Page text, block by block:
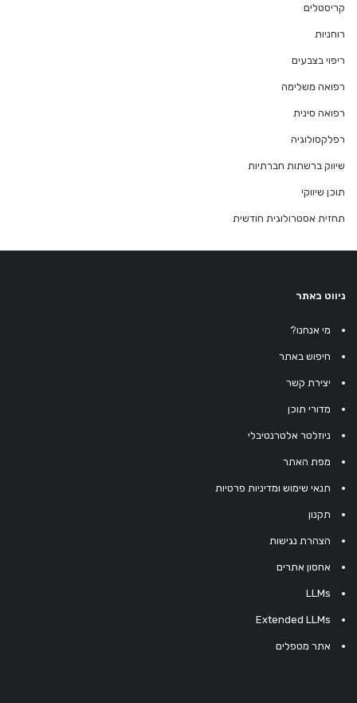
קריסטלים
רוחניות
ריפוי בצבעים
רפואה משלימה
רפואה סינית
רפלקסולוגיה
שיווק ברשתות חברתיות
תוכן שיווקי
תחזית אסטרולוגית חודשית
ניווט באתר
מי אנחנו?
חיפוש באתר
יצירת קשר
מדורי תוכן
ניוזלטר אלטרנטיבלי
מפת האתר
תנאי שימוש ומדיניות פרטיות
תקנון
הצהרת נגישות
אחסון אתרים
LLMs
Extended LLMs
אתר מטפלים